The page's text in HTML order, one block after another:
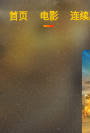
首页 电影 连续